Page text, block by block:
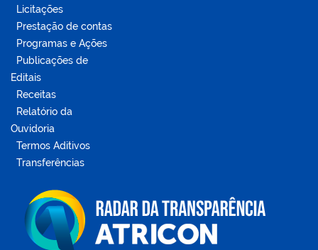
Licitações
Prestação de contas
Programas e Ações
Publicações de
Editais
Receitas
Relatório da
Ouvidoria
Termos Aditivos
Transferências